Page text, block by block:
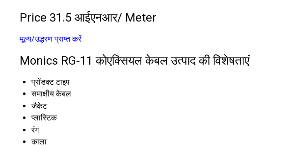
Price 31.5 आईएनआर/ Meter
मूल्य/उद्धरण प्राप्त करें
Monics RG-11 कोएक्सियल केबल उत्पाद की विशेषताएं
प्रॉडक्ट टाइप
समाक्षीय केबल
जैकेट
प्लास्टिक
रंग
काला